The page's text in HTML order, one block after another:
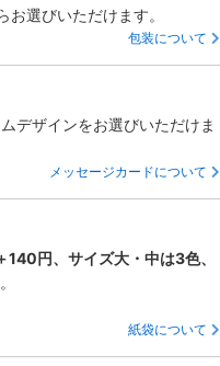
お選びいただけます。
包装について
デザインをお選びいただけま
メッセージカードについて
円、サイズ大・中は3色、
紙袋について